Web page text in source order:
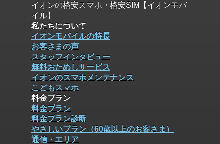
イオンの格安スマホ・格安SIM【イオンモバ
イル】
私たちについて
イオンモバイルの特長
お客さまの声
スタッフインタビュー
無料おためしサービス
イオンのスマホメンテナンス
こどもスマホ
料金プラン
料金プラン
料金プラン診断
やさしいプラン（60歳以上のお客さま）
通信・エリア